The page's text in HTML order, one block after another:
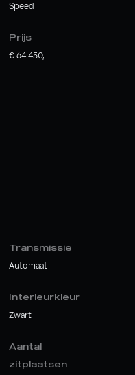
Speed
Prijs
€ 64.450,-
Transmissie
Automaat
Interieurkleur
Zwart
Aantal
zitplaatsen